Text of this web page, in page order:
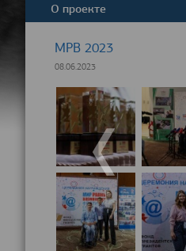
О проекте
МРВ 2023
08.06.2023